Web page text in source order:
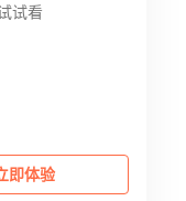
试看
即体验